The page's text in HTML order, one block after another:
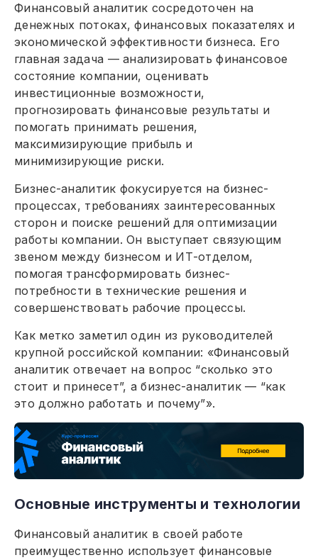
Финансовый аналитик сосредоточен на
денежных потоках, финансовых показателях и
экономической эффективности бизнеса. Его
главная задача — анализировать финансовое
состояние компании, оценивать
инвестиционные возможности,
прогнозировать финансовые результаты и
помогать принимать решения,
максимизирующие прибыль и
минимизирующие риски.
Бизнес-аналитик фокусируется на бизнес-
процессах, требованиях заинтересованных
сторон и поиске решений для оптимизации
работы компании. Он выступает связующим
звеном между бизнесом и ИТ-отделом,
помогая трансформировать бизнес-
потребности в технические решения и
совершенствовать рабочие процессы.
Как метко заметил один из руководителей
крупной российской компании: «Финансовый
аналитик отвечает на вопрос “сколько это
стоит и принесет”, а бизнес-аналитик — “как
это должно работать и почему”».
Основные инструменты и технологии
Финансовый аналитик в своей работе
преимущественно использует финансовые